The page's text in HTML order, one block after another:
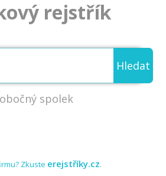
rejstřík
Hledat
spolek
Zkuste erejstříky.cz.